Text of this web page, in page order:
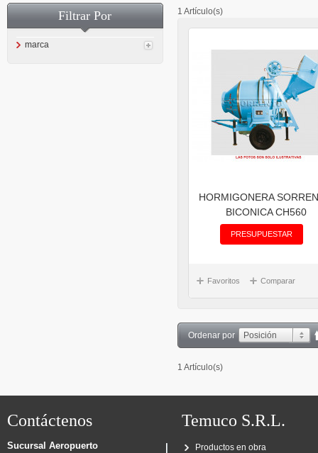
1 Artículo(s)
HORMIGONERA
BICONICA CH560
PRESUPUESTAR
Favoritos Comparar
Ordenar por Posición
1 Artículo(s)
Filtrar Por
marca
Contáctenos
Sucursal Aeropuerto
Temuco S.R.L.
Productos en obra